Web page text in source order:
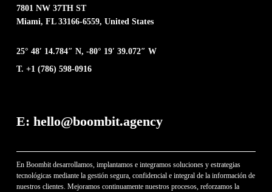
7801 NW 37TH ST
Miami, FL 33166-6559, United States
25° 48′ 14.784″ N, -80° 19′ 39.072″ W
T. +1 (786) 598-0916
E: hello@boombit.agency
En Boombit desarrollamos, implantamos e integramos soluciones y estrategias
tecnológicas mediante la gestión segura, confidencial e integral de la información de
nuestros clientes. Mejoramos continuamente nuestros procesos, reforzamos la